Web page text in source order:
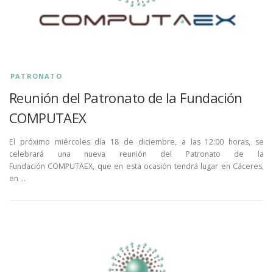
PATRONATO
Reunión del Patronato de la Fundación
COMPUTAEX
El próximo miércoles día 18 de diciembre, a las 12:00 horas, se
celebrará una nueva reunión del Patronato de la
Fundación COMPUTAEX, que en esta ocasión tendrá lugar en Cáceres,
en …